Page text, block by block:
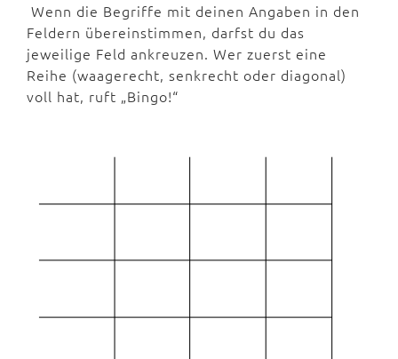
Wenn die Begriffe mit deinen Angaben in den
Feldern übereinstimmen, darfst du das
jeweilige Feld ankreuzen. Wer zuerst eine
Reihe (waagerecht, senkrecht oder diagonal)
voll hat, ruft „Bingo!“